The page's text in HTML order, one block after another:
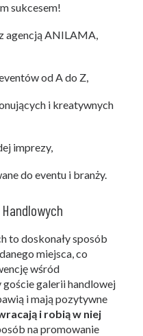
sukcesem!
agencją ANILAMA,
od A do Z,
i kreatywnych
imprezy,
do eventu i branży.
to doskonały sposób
miejsca, co
wśród
galerii handlowej
i mają pozytywne
i robią w niej
na promowanie